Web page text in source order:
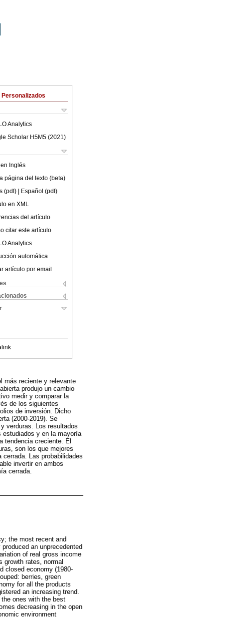
Analytics
Scholar H5M5 (2021 )
Inglés
página del texto (beta)
(pdf) | Español (pdf)
en XML
del artículo
citar este artículo
Analytics
automática
artículo por email
más reciente y relevante
produjo un cambio
medir y comparar la
de los siguientes
de inversión. Dicho
(2000-2019). Se
verduras. Los resultados
estudiados y en la mayoría
tendencia creciente. El
son los que mejores
Las probabilidades
invertir en ambos
cerrada.
the most recent and
an unprecedented
of real gross income
growth rates, normal
closed economy (1980-
berries, green
for all the products
an increasing trend.
ones with the best
decreasing in the open
environment